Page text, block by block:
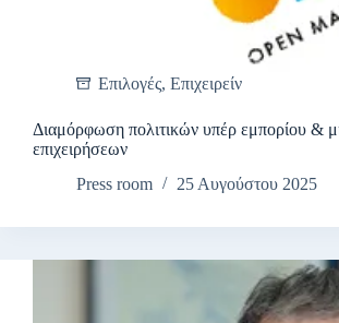
Επιλογές, Επιχειρείν
Διαμόρφωση πολιτικών υπέρ εμπορίου &
επιχειρήσεων
Press room
25 Αυγούστου 2025